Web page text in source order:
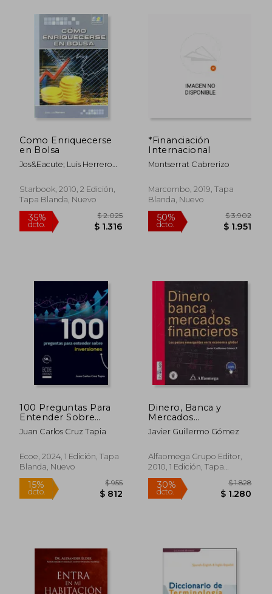
Como Enriquecerse
en Bolsa
Jos&Eacute; Luis Herrero
Starbook, 2010, 2 Edición,
Tapa Blanda, Nuevo
*Financiación
Internacional
Montserrat Cabrerizo
Marcombo, 2019, Tapa
Blanda, Nuevo
100 Preguntas Para
Entender Sobre
Inversiones
Juan Carlos Cruz Tapia
Ecoe, 2024, 1 Edición, Tapa
Blanda, Nuevo
Dinero, Banca y
Mercados
Financieros. Los
Países Emergentes
Global
Javier Guillermo Gómez
Alfaomega Grupo Editor,
2010, 1 Edición, Tapa
Blanda, Nuevo